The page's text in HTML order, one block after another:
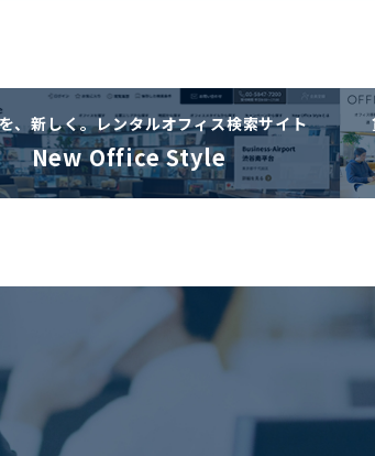
、新しく。レンタルオフィス検索サイト
New Office Style